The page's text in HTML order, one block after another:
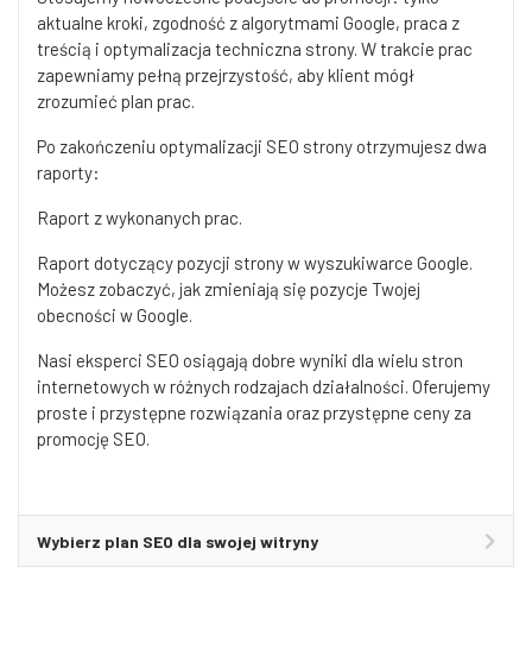
aktualne kroki, zgodność z algorytmami Google, praca z
treścią i optymalizacja techniczna strony. W trakcie prac
zapewniamy pełną przejrzystość, aby klient mógł
zrozumieć plan prac.
Po zakończeniu optymalizacji SEO strony otrzymujesz dwa
raporty:
Raport z wykonanych prac.
Raport dotyczący pozycji strony w wyszukiwarce Google.
Możesz zobaczyć, jak zmieniają się pozycje Twojej
obecności w Google.
Nasi eksperci SEO osiągają dobre wyniki dla wielu stron
internetowych w różnych rodzajach działalności. Oferujemy
proste i przystępne rozwiązania oraz przystępne ceny za
promocję SEO.
Wybierz plan SEO dla swojej witryny